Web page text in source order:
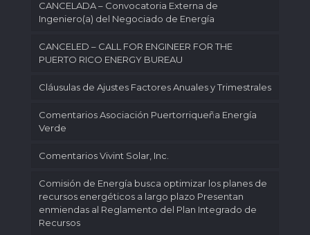
CANCELADA – Convocatoria Externa de
Ingeniero(a) del Negociado de Energía
CANCELED – CALL FOR ENGINEER FOR THE
PUERTO RICO ENERGY BUREAU
Cláusulas de Ajustes Factores Anuales y Trimestrales
Comentarios Asociación Puertorriqueña Energía
Verde
Comentarios Vivint Solar, Inc.
Comisión de Energía busca optimizar los planes de
recursos energéticos a largo plazo Presentan
enmiendas al Reglamento del Plan Integrado de
Recursos